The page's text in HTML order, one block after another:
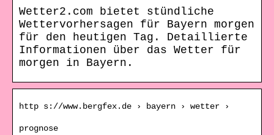
Wetter2.com bietet stündliche
Wettervorhersagen für Bayern morgen
für den heutigen Tag. Detaillierte
Informationen über das Wetter für
morgen in Bayern.
http s://www.bergfex.de › bayern › wetter ›
prognose